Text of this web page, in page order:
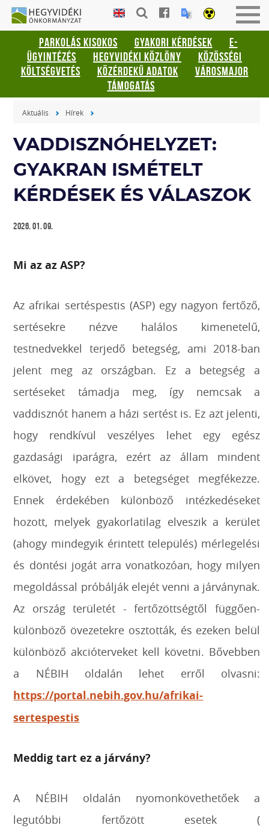
Gyorsbillentyűk
listája
Keresés:
"S"
Bejelentkezés:
be-
HEGYVIDÉKI
ÖNKORMÁNYZAT
PARKOLÁS KISOKOS GYAKORI KÉRDÉSEK
E-
ÜGYINTÉZÉS
HEGYVIDÉKI KÖZLÖNY
KÖZÖSSÉGI
KÖLTSÉGVETÉS
KÖZÉRDEKŰ ADATOK
VÁROSMAJOR
TÁMOGATÁS
Aktuális Hírek
VADDISZNÓHELYZET:
GYAKRAN ISMÉTELT
KÉRDÉSEK ÉS VÁLASZOK
2026. 01. 09.
Mi az az ASP?
Az afrikai sertéspestis (ASP) egy nagyon fertőző,
sertésekre nézve halálos kimenetelű,
testnedvekkel terjedő betegség, ami 2018-ban
jelent meg az országban. Ez a betegség a
sertéseket támadja meg, így nemcsak a
vaddisznót hanem a házi sertést is. Ez azt jelenti,
hogy rendkívül veszélyes lehet egy egész
gazdasági iparágra, ezért az állam mindent
elkövet, hogy ezt a betegséget megfékezze.
Ennek érdekében különböző intézkedéseket
hozott, melyek gyakorlatilag elveszik a kerület
(ahogy mindegyik érintett település) mérlegelési
és döntési jogát arra vonatkozóan, hogy milyen
megoldással próbálják elejét venni a járványnak.
Az ország területét - fertőzöttségtől függően-
különböző övezetekre osztották, és ezeken belül
különböző akcióterveket kell követni. Bővebben
a NÉBIH oldalán lehet erről olvasni:
https://portal.nebih.gov.hu/afrikai-
sertespestis
Meddig tart ez a járvány?
A NÉBIH oldalán nyomonkövethetőek a
legutóbbi fertőzött esetek (